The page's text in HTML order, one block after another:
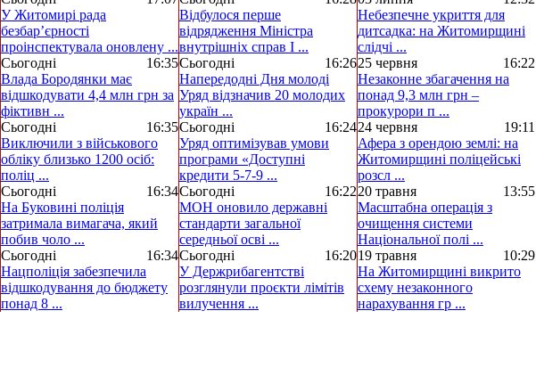
У Житомирі рада
безбар’єрності
проінспектувала оновлену ...
Сьогодні
16:35
Влада Бородянки має
відшкодувати 4,4 млн грн за
фіктивн ...
Сьогодні
16:35
Виключили з військового
обліку близько 1200 осіб:
поліц ...
Сьогодні
16:34
На Буковині поліція
затримала вимагача, який
побив чоло ...
Сьогодні
16:34
Нацполіція забезпечила
відшкодування до бюджету
понад 8 ...
Відбулося перше
відрядження Міністра
внутрішніх справ І ...
Сьогодні
16:26
Напередодні Дня молоді
Уряд відзначив 20 молодих
україн ...
Сьогодні
16:24
Уряд оптимізував умови
програми «Доступні
кредити 5-7-9 ...
Сьогодні
16:22
МОН оновило державні
стандарти загальної
середньої осві ...
Сьогодні
16:20
У Держрибагентстві
розглянули проєкти лімітів
вилучення ...
Небезпечне укриття для
дитсадка: на Житомирщині
слідчі ...
25 червня
16:22
Незаконне збагачення на
понад 9,3 млн грн –
прокурори п ...
24 червня
19:11
Афера з орендою землі: на
Житомирщині поліцейські
розсл ...
20 травня
13:55
Масштабна операція з
очищення системи
Національної полі ...
19 травня
10:29
На Житомирщині викрито
схему незаконного
нарахування гр ...